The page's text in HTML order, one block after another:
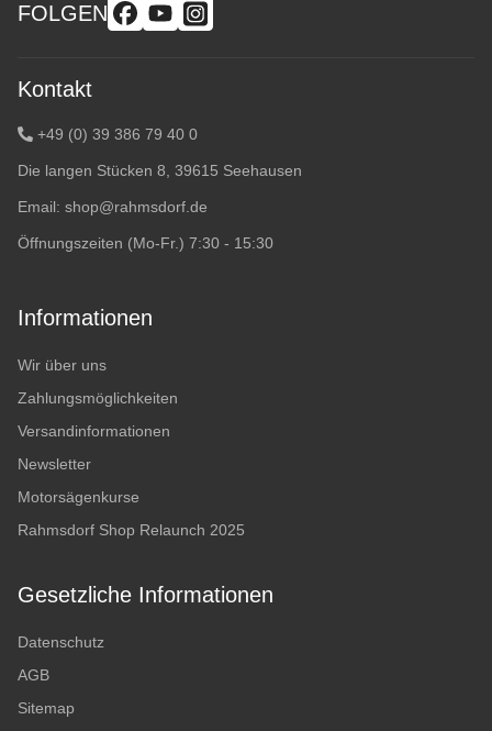
FOLGEN
Kontakt
+49 (0) 39 386 79 40 0
Die langen Stücken 8, 39615 Seehausen
Email: shop@rahmsdorf.de
Öffnungszeiten (Mo-Fr.) 7:30 - 15:30
Informationen
Wir über uns
Zahlungsmöglichkeiten
Versandinformationen
Newsletter
Motorsägenkurse
Rahmsdorf Shop Relaunch 2025
Gesetzliche Informationen
Datenschutz
AGB
Sitemap